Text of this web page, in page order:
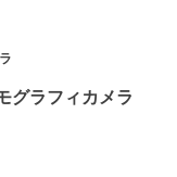
グラフィカメラ